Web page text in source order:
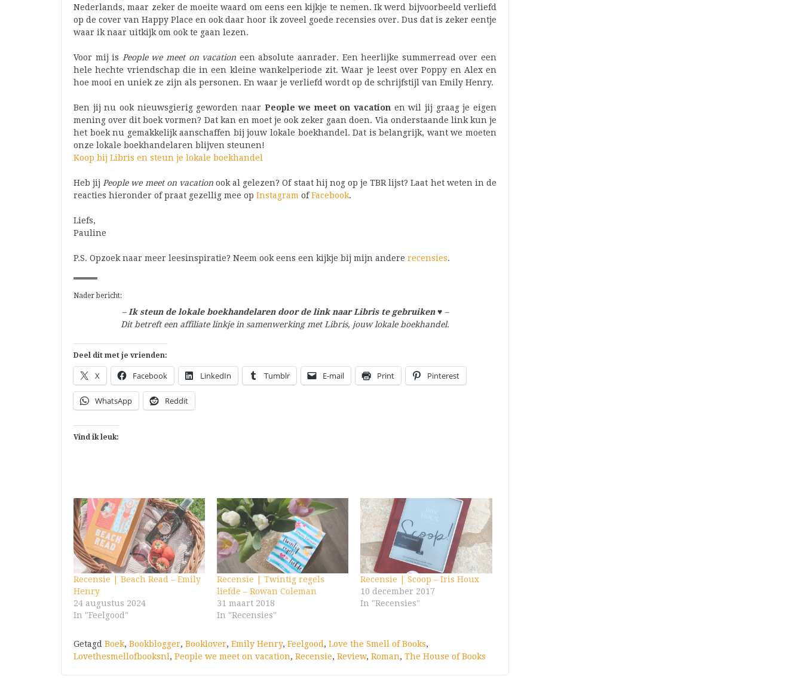
Nederlands, maar zeker de moeite waard om eens een kijkje te nemen. Ik werd bijvoorbeeld verliefd
op de cover van Happy Place en ook daar hoor ik zoveel goede recensies over. Dus dat is zeker eentje
waar ik naar uitkijk om ook te gaan lezen.
Voor mij is People we meet on vacation een absolute aanrader. Een heerlijke summerread over een
hele hechte vriendschap die in een kleine wankelperiode zit. Waar je leest over Poppy en Alex en
hoe mooi en uniek ze zijn als personen. En waar je verliefd wordt op de schrijfstijl van Emily Henry.
Ben jij nu ook nieuwsgierig geworden naar People we meet on vacation en wil jij graag je eigen
mening over dit boek vormen? Dat kan en moet je ook zeker gaan doen. Via onderstaande link kun je
het boek nu gemakkelijk aanschaffen bij jouw lokale boekhandel. Dat is belangrijk, want we moeten
onze lokale boekhandelaren blijven steunen!
Koop bij Libris en steun je lokale boekhandel
Heb jij People we meet on vacationook al gelezen? Of staat hij nog op je TBR lijst? Laat het weten in de
reacties hieronder of praat gezellig mee op Instagram ofFacebook.
Liefs,
Pauline
P.S. Opzoek naar meer leesinspiratie? Neem ook eens een kijkje bij mijn andere recensies.
Nader bericht:
– Ik steun de lokale boekhandelaren door de link naar Libris te gebruiken ♥ –
Dit betreft een affiliate linkje in samenwerking met Libris, jouw lokale boekhandel.
Deel dit met je vrienden:
X Facebook LinkedIn Tumblr E-mail Print Pinterest
WhatsApp Reddit
Vind ik leuk:
Recensie | Beach Read – Emily
Henry
24 augustus 2024
In "Feelgood"
Recensie | Twintig regels
liefde – Rowan Coleman
31 maart 2018
In "Recensies"
Recensie | Scoop – Iris Houx
10 december 2017
In "Recensies"
Getagd Boek, Bookblogger, Booklover, Emily Henry, Feelgood, Love the Smell of Books,
Lovethesmellofbooksnl, People we meet on vacation, Recensie, Review, Roman, The House of Books